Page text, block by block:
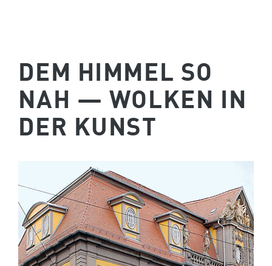
DEM HIMMEL SO
NAH — WOLKEN IN
DER KUNST